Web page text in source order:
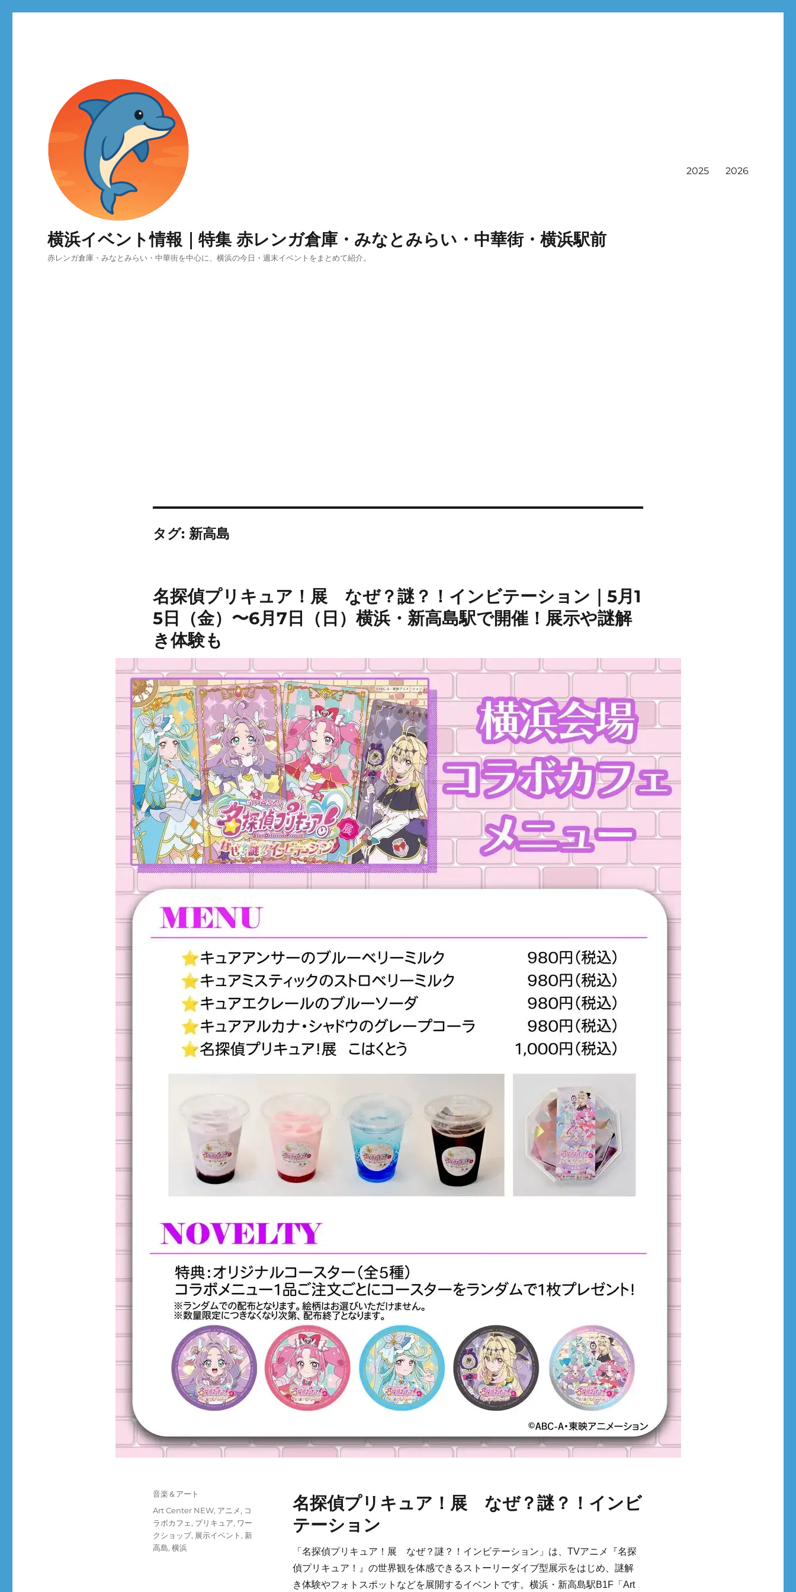
横浜イベント情報｜特集 赤レンガ倉庫・みなとみらい・中華街・横浜駅前
赤レンガ倉庫・みなとみらい・中華街を中心に、横浜の今日・週末イベントをまとめて紹介。
2025 2026
タグ: 新高島
名探偵プリキュア！展 なぜ？謎？！インビテーション｜5月1
5日（金）〜6月7日（日）横浜・新高島駅で開催！展示や謎解
き体験も
名探偵プリキュア！展 なぜ？謎？！インビ
テーション
「名探偵プリキュア！展 なぜ？謎？！インビテーション」は、TVアニメ『名探
偵プリキュア！』の世界観を体感できるストーリーダイブ型展示をはじめ、謎解
き体験やフォトスポットなどを展開するイベントです。横浜・新高島駅B1F「Art
投
日:
カ
ゴ
リ
ー
音楽＆アート
タ
グ
Art Center NEW, アニメ, コ
ラボカフェ, プリキュア, ワー
クショップ, 展示イベント , 新
高島, 横浜